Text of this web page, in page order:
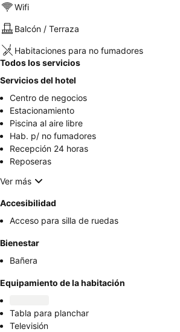
Wifi
Balcón / Terraza
Habitaciones para no fumadores
Todos los servicios
Servicios del hotel
Centro de negocios
Estacionamiento
Piscina al aire libre
Hab. p/ no fumadores
Recepción 24 horas
Reposeras
Ver más
Accesibilidad
Acceso para silla de ruedas
Bienestar
Bañera
Equipamiento de la habitación
Tabla para planchar
Televisión